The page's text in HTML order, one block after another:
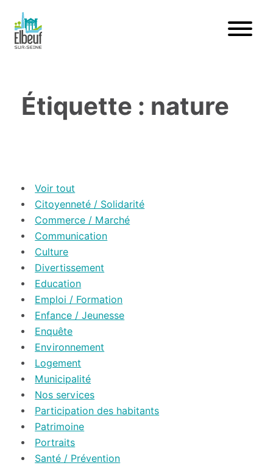
Étiquette : nature
Voir tout
Citoyenneté / Solidarité
Commerce / Marché
Communication
Culture
Divertissement
Education
Emploi / Formation
Enfance / Jeunesse
Enquête
Environnement
Logement
Municipalité
Nos services
Participation des habitants
Patrimoine
Portraits
Santé / Prévention